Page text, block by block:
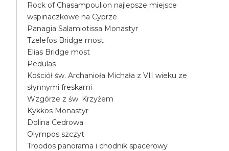
Rock of Chasampoulion najlepsze miejsce
wspinaczkowe na Cyprze
Panagia Salamiotissa Monastyr
Tzelefos Bridge most
Elias Bridge most
Pedulas
Kościół św. Archanioła Michała z VII wieku ze
słynnymi freskami
Wzgórze z św. Krzyżem
Kykkos Monastyr
Dolina Cedrowa
Olympos szczyt
Troodos panorama i chodnik spacerowy